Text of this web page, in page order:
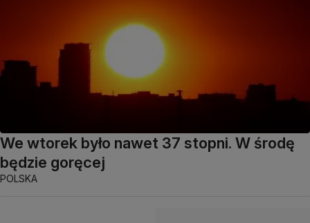
We wtorek było nawet 37 stopni. W środę
będzie goręcej
POLSKA